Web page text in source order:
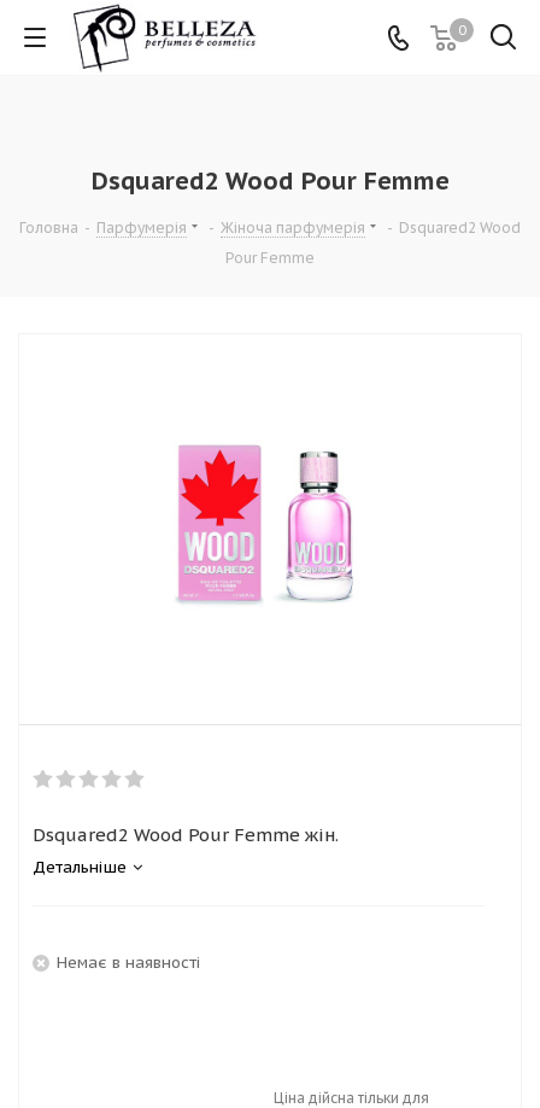
0
Dsquared2 Wood Pour Femme
Головна - Парфумерія - Жіноча парфумерія - Dsquared2 Wood
Pour Femme
Dsquared2 Wood Pour Femme жін.
Детальніше
Немає в наявності
Ціна дійсна тільки для